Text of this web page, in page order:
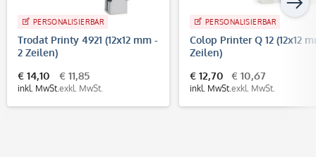
PERSONALISIERBAR
Trodat Printy 4921 (12x12 mm -
2 Zeilen)
€ 14,10
inkl. MwSt.
€ 11,85
exkl. MwSt.
PERSONALISIERBAR
Colop Printer Q 12 (12x12
Zeilen)
€ 12,70
inkl. MwSt.
€ 10,67
exkl. MwSt.